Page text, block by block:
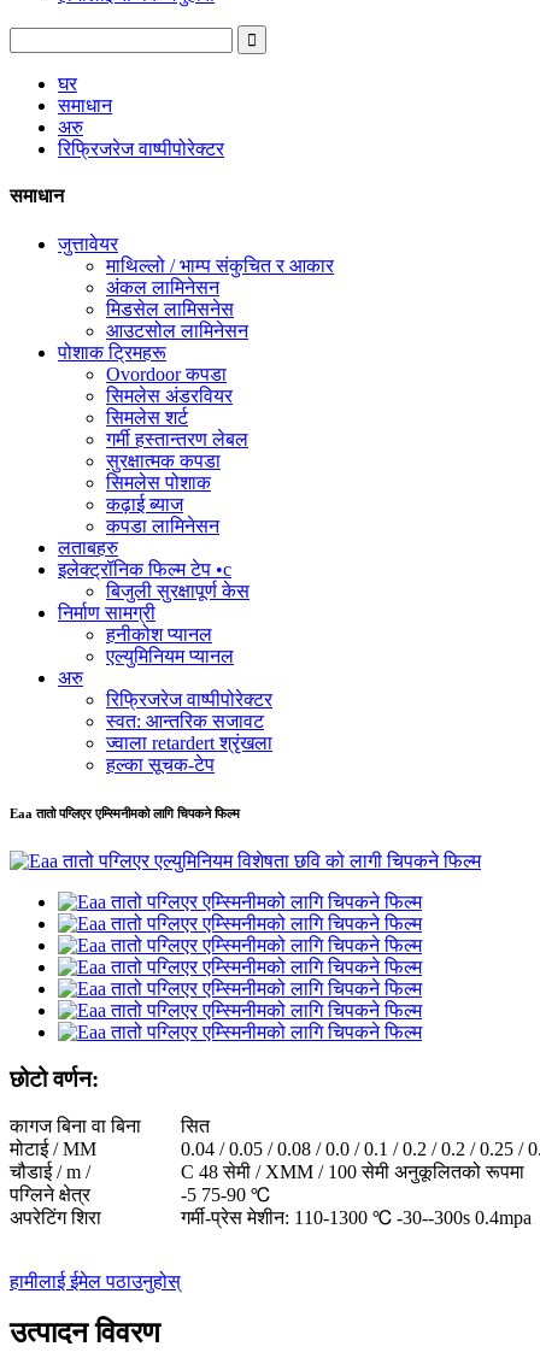
घर
समाधान
अरु
रिफ्रिजरेज वाष्पीपोरेक्टर
समाधान
जुत्तावेयर
माथिल्लो / भाम्प संकुचित र आकार
अंकल लामिनेसन
मिडसेल लामिसनेस
आउटसोल लामिनेसन
पोशाक ट्रिमहरू
Ovordoor कपडा
सिमलेस अंडरवियर
सिमलेस शर्ट
गर्मी हस्तान्तरण लेबल
सुरक्षात्मक कपडा
सिमलेस पोशाक
कढ़ाई ब्याज
कपडा लामिनेसन
लताबहरु
इलेक्ट्रॉनिक फिल्म टेप •c
बिजुली सुरक्षापूर्ण केस
निर्माण सामग्री
हनीकोश प्यानल
एल्युमिनियम प्यानल
अरु
रिफ्रिजरेज वाष्पीपोरेक्टर
स्वत: आन्तरिक सजावट
ज्वाला retardert श्रृंखला
हल्का सूचक-टेप
Eaa तातो पग्लिएर एम्स्मिनीमको लागि चिपकने फिल्म
छोटो वर्णन:
कागज बिना वा बिना
सित
मोटाई / MM
0.04 / 0.05 / 0.08 / 0.0 / 0.1 / 0.2 / 0.2 / 0.25 /
चौडाई / m /
C 48 सेमी / XMM / 100 सेमी अनुकूलितको रूपमा
पग्लिने क्षेत्र
-5 75-90 ℃
अपरेटिंग शिरा
गर्मी-प्रेस मेशीन: 110-1300 ℃ -30--300s 0.4mpa
हामीलाई ईमेल पठाउनुहोस्
उत्पादन विवरण